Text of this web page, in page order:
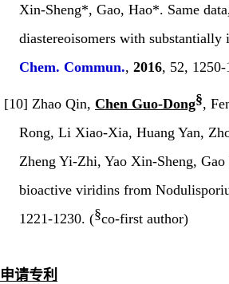
Xin-Sheng*, Gao, Hao*. Same
diastereoisomers with
Chem. Commun., 2016, 52,
[10] Zhao Qin, Chen Guo-Dong§,
Rong, Li Xiao-Xia, Huang Yan,
Zheng Yi-Zhi, Yao Xin-Sheng,
bioactive viridins from
1221-1230. (§co-first author)
申请专利